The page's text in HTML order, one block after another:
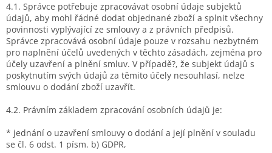
4.1. Správce potřebuje zpracovávat osobní údaje subjektů
údajů, aby mohl řádné dodat objednané zboží a splnit všechny
povinnosti vyplývající ze smlouvy a z právních předpisů.
Správce zpracovává osobní údaje pouze v rozsahu nezbytném
pro naplnění účelů uvedených v těchto zásadách, zejména pro
účely uzavření a plnění smluv. V případě?, že subjekt údajů s
poskytnutím svých údajů za těmito účely nesouhlasí, nelze
smlouvu o dodání zboží uzavřít.
4.2. Právním základem zpracování osobních údajů je:
* jednání o uzavření smlouvy o dodání a její plnění v souladu
se čl. 6 odst. 1 písm. b) GDPR,